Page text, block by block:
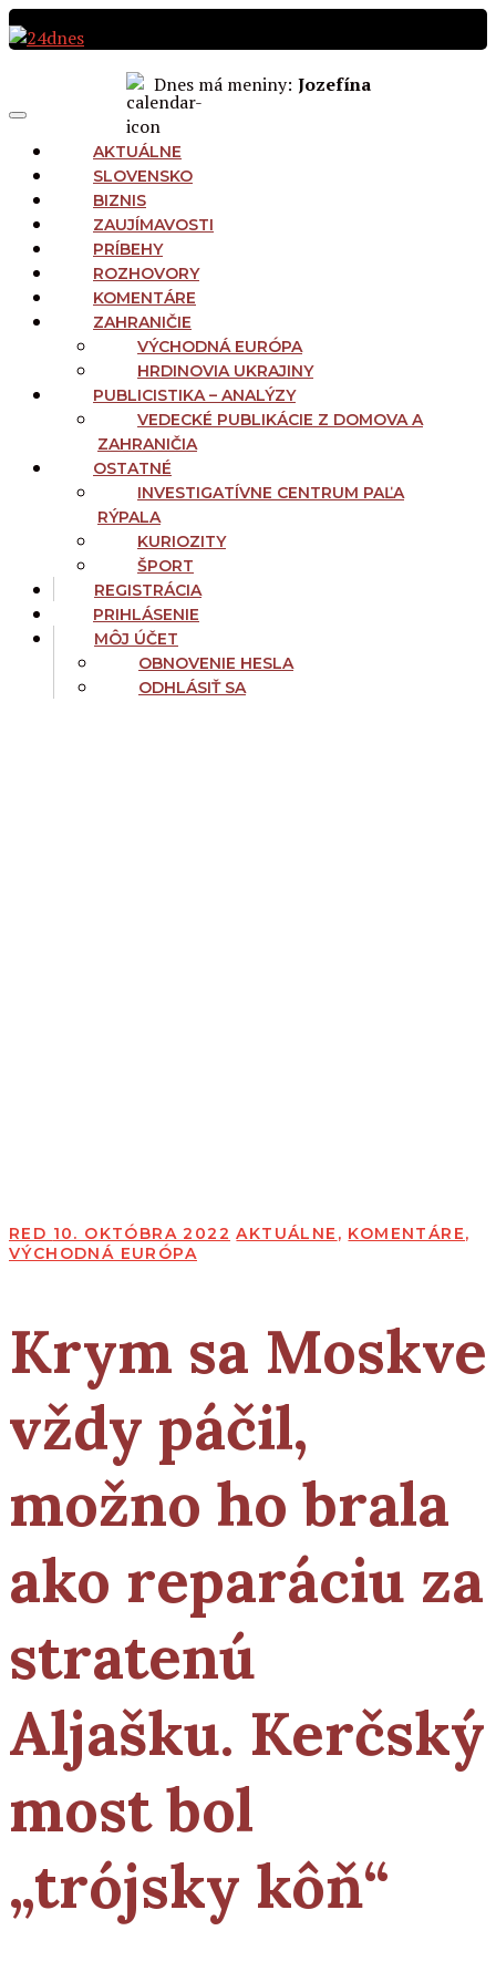
Preskočiť
na
Dnes má meniny: Jozefína
NAVIGATION
Menu
AKTUÁLNE
SLOVENSKO
BIZNIS
ZAUJÍMAVOSTI
PRÍBEHY
ROZHOVORY
KOMENTÁRE
ZAHRANIČIE
VÝCHODNÁ EURÓPA
HRDINOVIA UKRAJINY
PUBLICISTIKA – ANALÝZY
VEDECKÉ PUBLIKÁCIE Z DOMOVA A
ZAHRANIČIA
OSTATNÉ
INVESTIGATÍVNE CENTRUM PAĽA
RÝPALA
KURIOZITY
ŠPORT
REGISTRÁCIA
PRIHLÁSENIE
MÔJ ÚČET
OBNOVENIE HESLA
ODHLÁSIŤ SA
RED 10. OKTÓBRA 2022 AKTUÁLNE , KOMENTÁRE,
VÝCHODNÁ EURÓPA
Krym sa Moskve
vždy páčil,
možno ho brala
ako reparáciu za
stratenú
Aljašku. Kerčský
most bol
„trójsky kôň“